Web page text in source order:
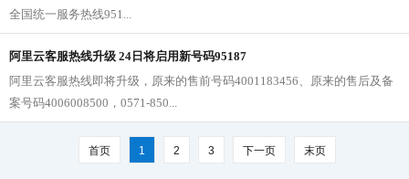
全国统一服务热线951...
阿里云客服热线升级 24日将启用新号码95187
阿里云客服热线即将升级，原来的售前号码4001183456、原来的售后及备
案号码4006008500，0571-850...
首页 1 2 3 下一页 末页